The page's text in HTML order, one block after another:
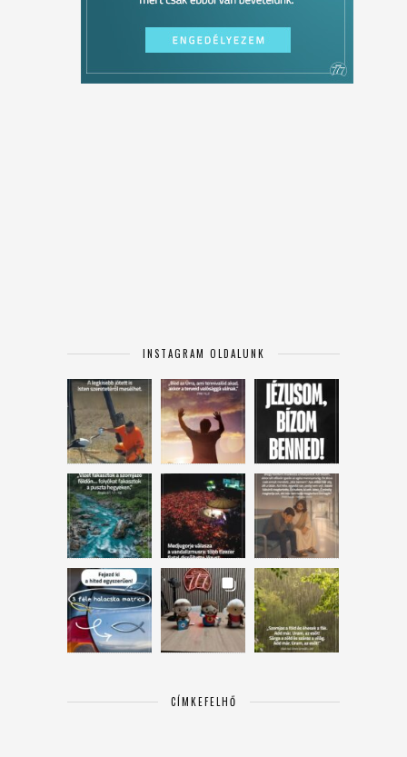
INSTAGRAM OLDALUNK
CÍMKEFELHŐ